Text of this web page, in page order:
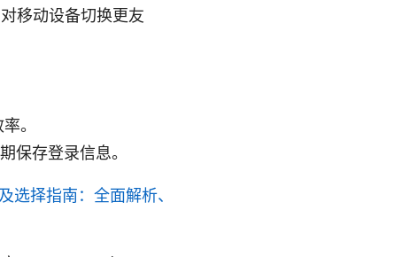
移动设备切换更友
。
保存登录信息。
选择指南：全面解析、